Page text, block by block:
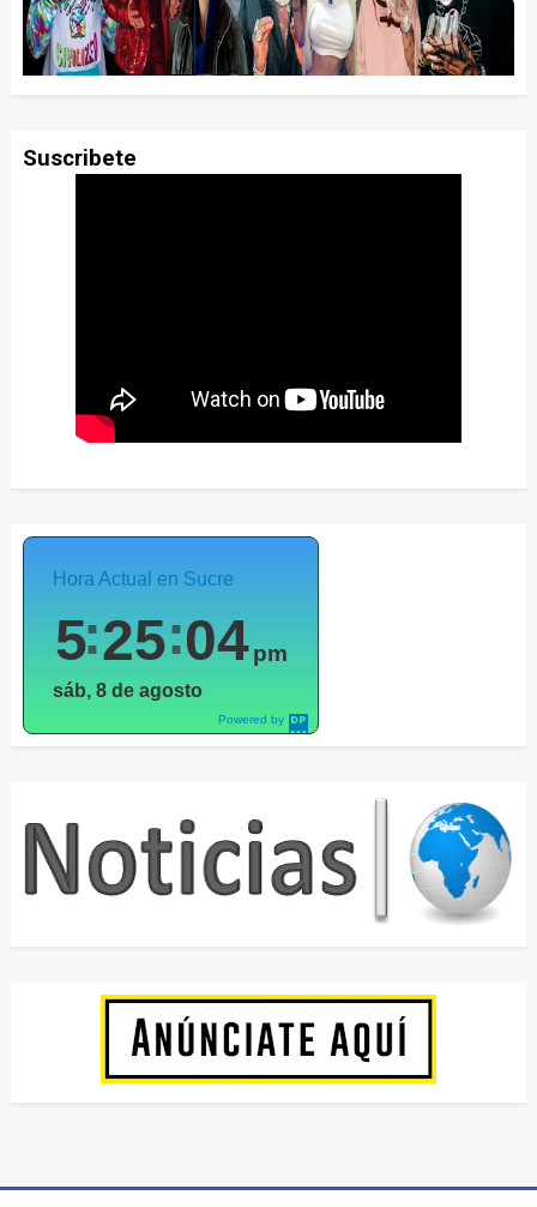
Suscribete
Powered by
DaysPedia.c
Hora Actual en Sucre
5 25 06pm
sáb, 8 de agosto